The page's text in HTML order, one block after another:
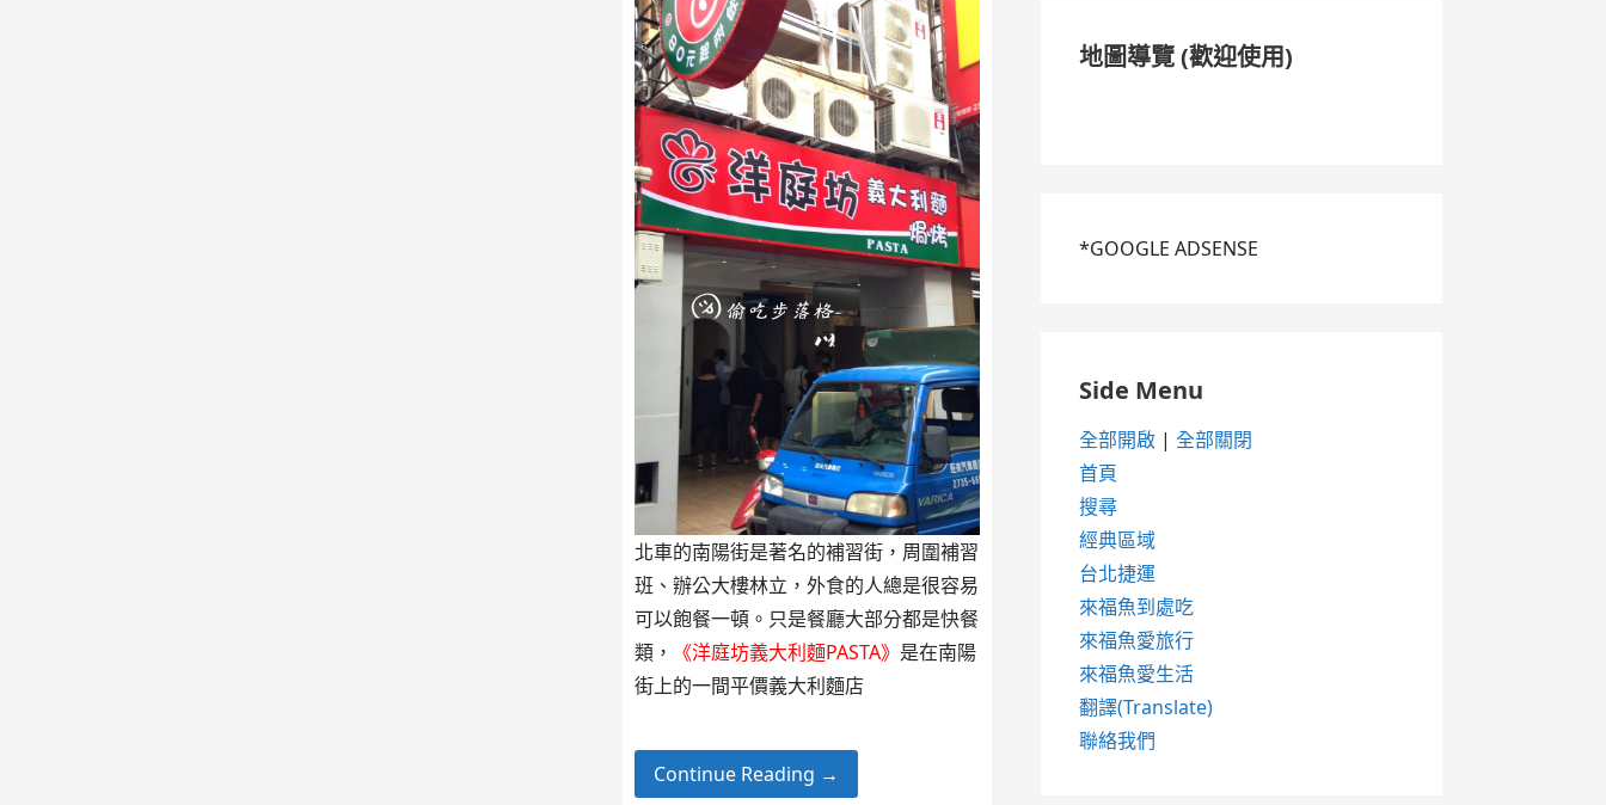
北車的南陽街是著名的補習街，周圍補習
班、辦公大樓林立，外食的人總是很容易
可以飽餐一頓。只是餐廳大部分都是快餐
類，
《洋庭坊義大利麵PASTA》 是在南陽
街上的一間平價義大利麵店
Continue Reading →
地圖導覽 (歡迎使用)
*GOOGLE ADSENSE
Side Menu
全部開啟| 全部關閉
首頁
搜尋
經典區域
台北捷運
來福魚到處吃
來福魚愛旅行
來福魚愛生活
翻譯(Translate)
聯絡我們